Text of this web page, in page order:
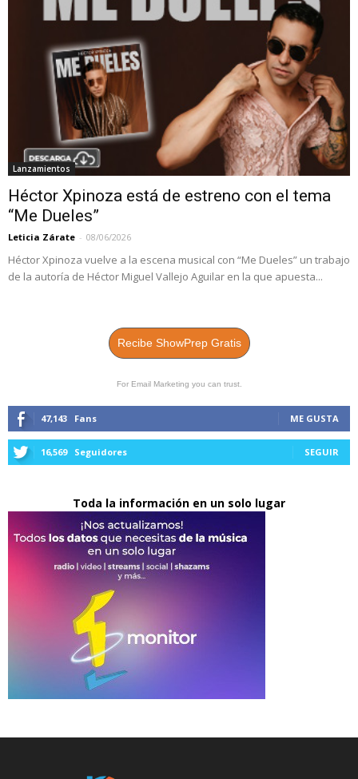
Lanzamientos
Héctor Xpinoza está de estreno con el tema
“Me Dueles”
Leticia Zárate - 08/06/2026
Héctor Xpinoza vuelve a la escena musical con “Me Dueles” un trabajo
de la autoría de Héctor Miguel Vallejo Aguilar en la que apuesta...
Recibe ShowPrep Gratis
For Email Marketing you can trust.
47,143 Fans ME GUSTA
16,569 Seguidores SEGUIR
Toda la información en un solo lugar